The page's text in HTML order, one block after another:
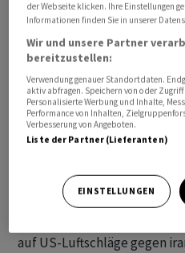
DerDow-Jones-Index‌der
Eröffnung am Donnerstag
Punkten. ⁠Der breiter gefasste
der Technologiebörse
Plus ‌bei 7500 und 25'961
Der Iran hat ‌nach eigenen
angegriffen und damit das
auf US-Luftschläge gegen
der Webseite klicken. Ihre Einstellungen
Informationen finden Sie in unserer
Wir und unsere Partner
bereitzustellen:
Verwendung genauer Standortdaten.
aktiv abfragen. Speichern von oder
Personalisierte Werbung und Inhalte,
Performance von Inhalten,
Verbesserung von Angeboten.
Liste der Partner (Lieferanten)
EINSTELLUNGEN